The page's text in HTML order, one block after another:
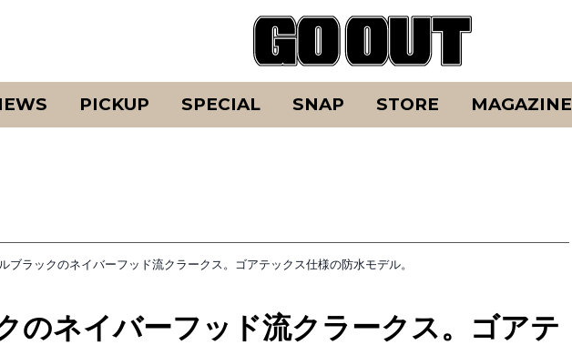
PICKUP SPECIAL SNAP STORE MAGAZINE
ブラックのネイバーフッド流クラークス。ゴアテックス仕様の防水モデル。
のネイバーフッド流クラークス。ゴアテ